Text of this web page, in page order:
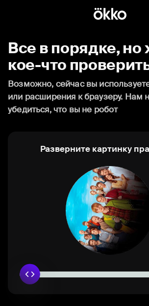
Все в порядке, но
кое-что
Возможно, сейчас вы
или расширения к браузеру. Нам
убедиться, что вы не робот
Разверните картинку